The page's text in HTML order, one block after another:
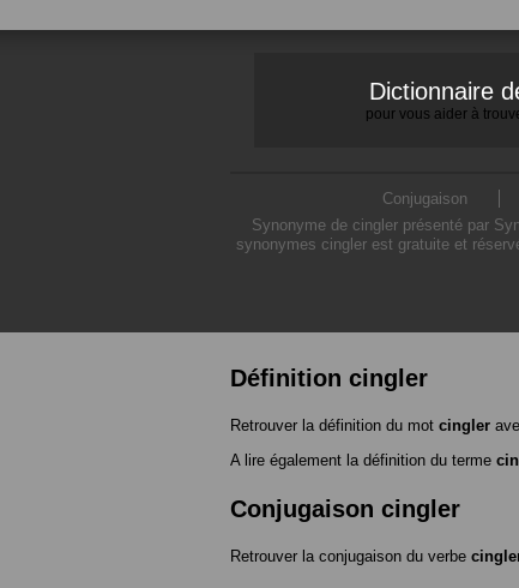
Dictionnaire
pour vous aider à
Conjugaison
Synonyme de cingler présenté par
synonymes cingler est gratuite et
Définition cingler
Retrouver la définition du mot cingler
A lire également la définition du terme
Conjugaison cingler
Retrouver la conjugaison du verbe